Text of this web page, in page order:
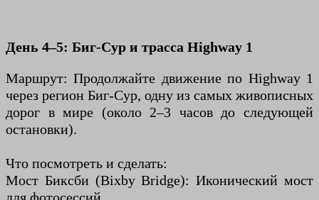
День 4–5: Биг-Сур и трасса Highway 1
Маршрут: Продолжайте движение по Highway 1
через регион Биг-Сур, одну из самых живописных
дорог в мире (около 2–3 часов до следующей
остановки).
Что посмотреть и сделать:
Мост Биксби (Bixby Bridge): Иконический мост